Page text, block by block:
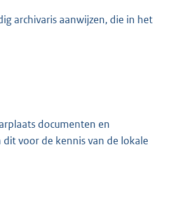
archivaris aanwijzen, die in het
documenten en
voor de kennis van de lokale